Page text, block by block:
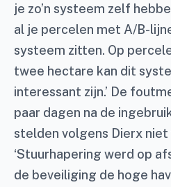
je zo’n systeem zelf
al je percelen met A/B-
systeem zitten. Op
twee hectare kan dit
interessant zijn.’ De
paar dagen na de
stelden volgens Dierx niet
‘Stuurhapering werd op
de beveiliging de hoge